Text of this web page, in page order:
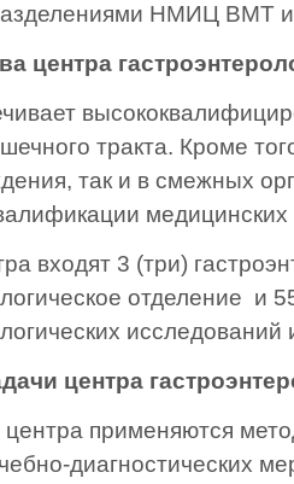
НМИЦ ВМТ
центра
тракта. Кроме
так и в смежных
медицинских
входят 3 (три)
отделение и
центра
центра применяются
диагностических